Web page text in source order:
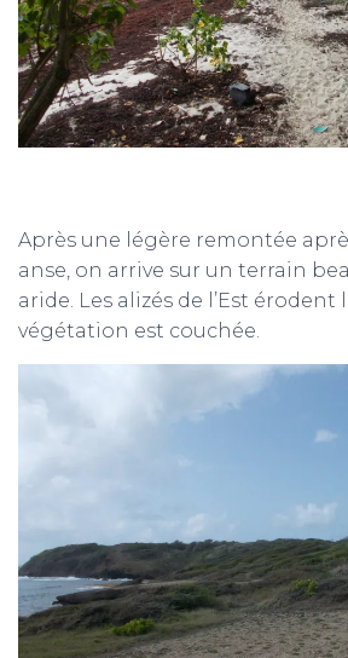
Après une légère remontée
anse, on arrive sur un terrain
aride. Les alizés de l’Est érodent
végétation est couchée.